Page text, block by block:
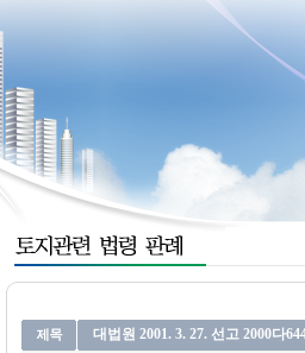
대법원 2001. 3. 27. 선고 2000다